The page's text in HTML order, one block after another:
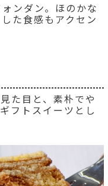
ンダン。ほのかな
た食感もアクセン
た目と、素朴でや
フトスイーツとし